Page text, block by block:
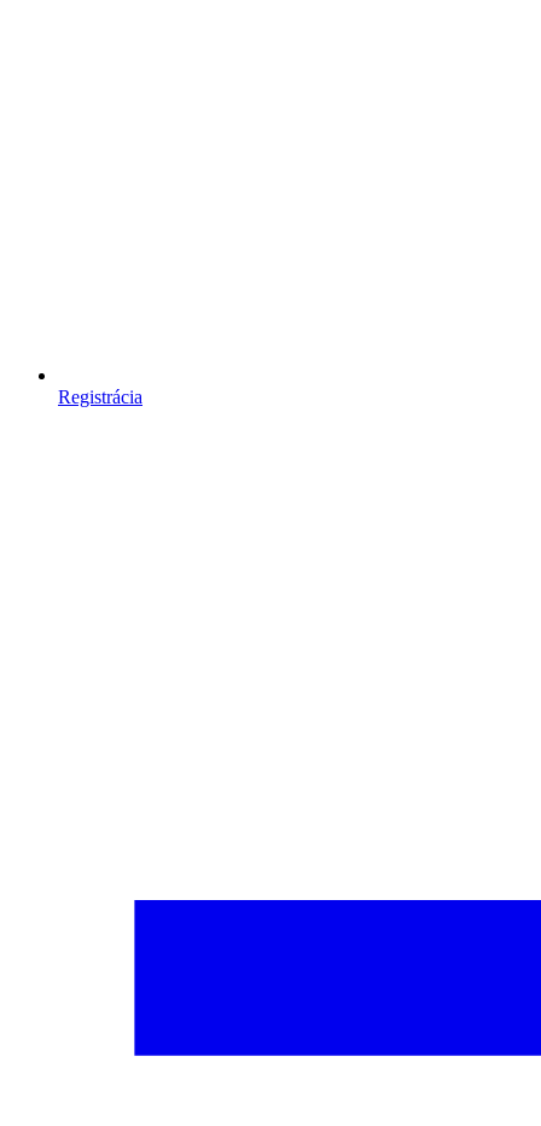
Registrácia